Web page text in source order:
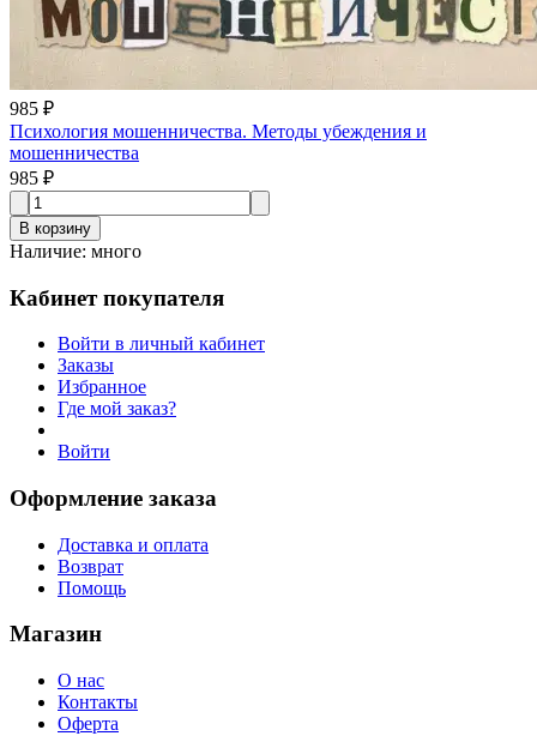
985 ₽
Психология мошенничества. Методы убеждения и
мошенничества
985 ₽
В корзину
Наличие: много
Кабинет покупателя
Войти в личный кабинет
Заказы
Избранное
Где мой заказ?
Войти
Оформление заказа
Доставка и оплата
Возврат
Помощь
Магазин
О нас
Контакты
Оферта